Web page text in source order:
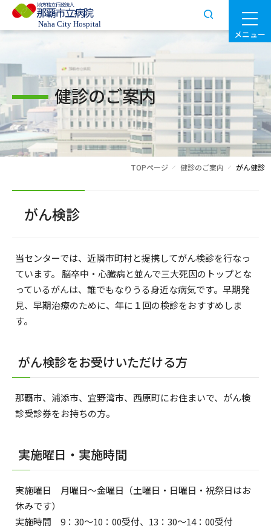
メニュー
健診のご案内
TOPページ 健診のご案内 がん健診
がん検診
当センターでは、近隣市町村と提携してがん検診を行なっ
ています。 脳卒中・心臓病と並んで三大死因のトップとな
っているがんは、誰でもなりうる身近な病気です。早期発
見、早期治療のために、年に１回の検診をおすすめしま
す。
がん検診をお受けいただける方
那覇市、浦添市、宜野湾市、西原町にお住まいで、がん検
診受診券をお持ちの方。
実施曜日・実施時間
実施曜日 月曜日～金曜日（土曜日・日曜日・祝祭日はお
休みです）
実施時間 9：30～10：00受付、13：30～14：00受付